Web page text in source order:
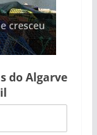
cresceu
e põem
do
do Algarve